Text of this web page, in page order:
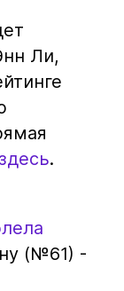
Ли,
здесь.
(№61) -